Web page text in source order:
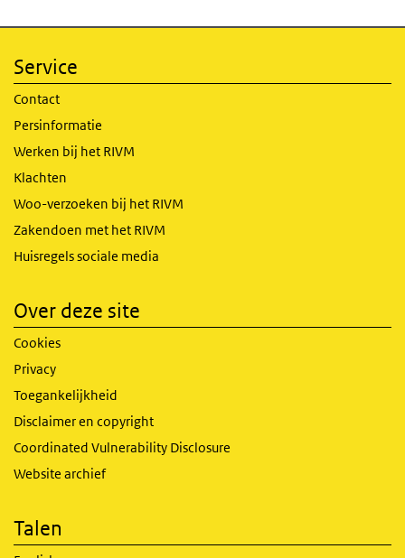
Service
Contact
Persinformatie
Werken bij het RIVM
Klachten
Woo-verzoeken bij het RIVM
Zakendoen met het RIVM
Huisregels sociale media
Over deze site
Cookies
Privacy
Toegankelijkheid
Disclaimer en copyright
Coordinated Vulnerability Disclosure
Website archief
Talen